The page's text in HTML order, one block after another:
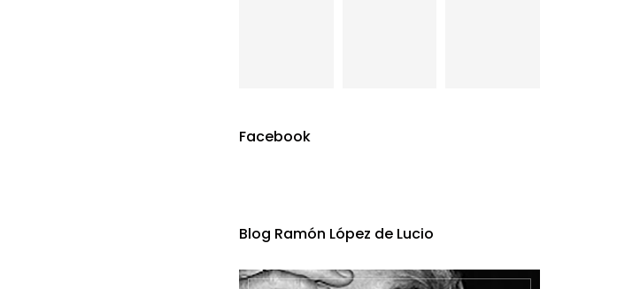
Facebook
Blog Ramón López de Lucio